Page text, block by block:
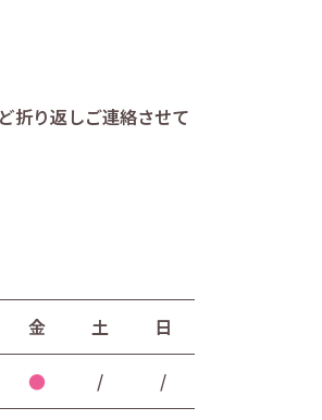
折り返しご連絡させて
金 土 日
● / /